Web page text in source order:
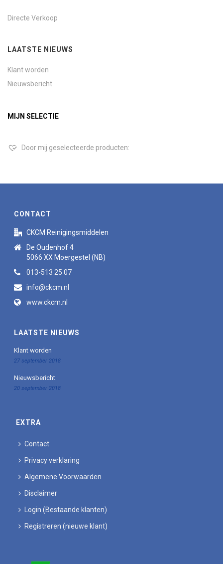
Directe Verkoop
LAATSTE NIEUWS
Klant worden
Nieuwsbericht
MIJN SELECTIE
Door mij geselecteerde producten:
CONTACT
CKCM Reinigingsmiddelen
De Oudenhof 4
5066 XX Moergestel (NB)
013-513 25 07
info@ckcm.nl
www.ckcm.nl
LAATSTE NIEUWS
Klant worden
27 september 2018
Nieuwsbericht
20 september 2018
EXTRA
Contact
Privacy verklaring
Algemene Voorwaarden
Disclaimer
Login (Bestaande klanten)
Registreren (nieuwe klant)